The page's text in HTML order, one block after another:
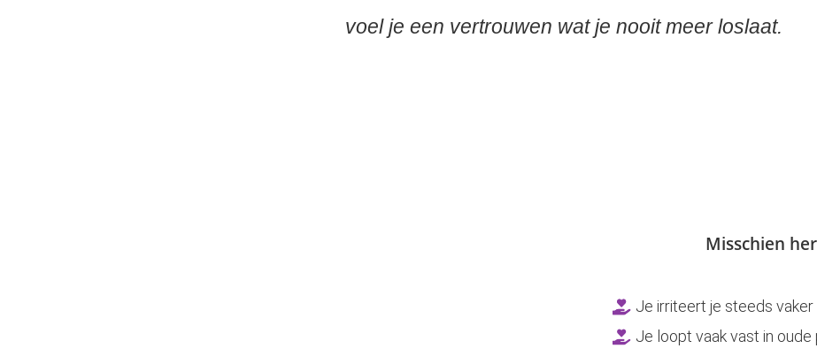
voel je een vertrouwen wat je nooit meer loslaat.
Misschien
Je irriteert je steeds vaker
Je loopt vaak vast in